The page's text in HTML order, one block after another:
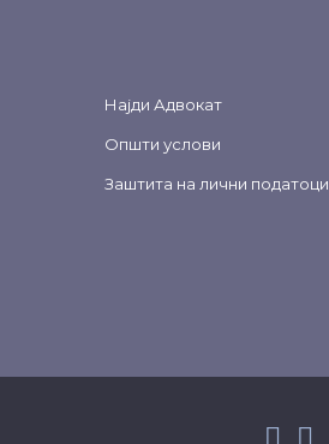
Најди Адвокат
Општи услови
Заштита на лични податоци